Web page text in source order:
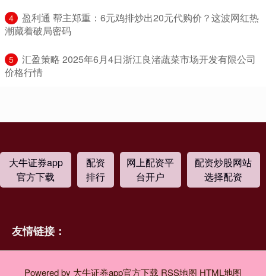
4
​盈利通 帮主郑重：6元鸡排炒出20元代购价？这波网红热
潮藏着破局密码
5
​汇盈策略 2025年6月4日浙江良渚蔬菜市场开发有限公司
价格行情
大牛证券app
官方下载
配资
排行
网上配资平
台开户
配资炒股网站
选择配资
友情链接：
Powered by 大牛证券app官方下载 RSS地图 HTML地图